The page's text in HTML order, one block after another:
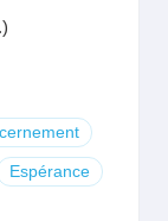
Espérance